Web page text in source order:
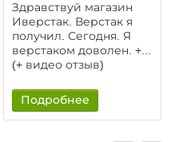
Здравствуй магазин
Иверстак. Верстак я
получил. Сегодня. Я
верстаком доволен. +...
(+ видео отзыв)
Подробнее